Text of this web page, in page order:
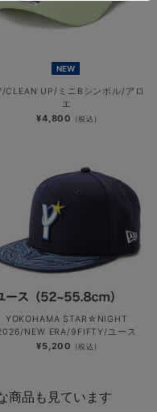
NEW
CLEAN UP/ミニBシンボル/アロ
エ
¥4,800 (税込)
YOKOHAMA STAR☆NIGHT
NEW ERA/9FIFTY/ユース
¥5,200 (税込)
商品も見ています